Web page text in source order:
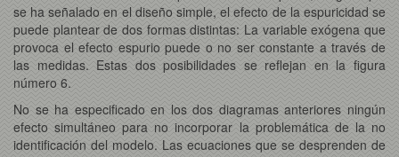
se ha señalado en el diseño simple, el efecto de la espuricidad se
puede plantear de dos formas distintas: La variable exógena que
provoca el efecto espurio puede o no ser constante a través de
las medidas. Estas dos posibilidades se reflejan en la figura
número 6.
No se ha especificado en los dos diagramas anteriores ningún
efecto simultáneo para no incorporar la problemática de la no
identificación del modelo. Las ecuaciones que se desprenden de